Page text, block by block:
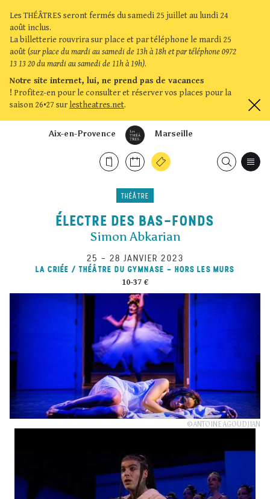
Les THÉÂTRES seront fermés du samedi 25 juillet au lundi 24
août inclus.
La billetterie rouvrira sur place et par téléphone le mardi 25
août (sur place du mardi au samedi de 13h à 18h et par téléphone 0972
13 13 20 du mardi au samedi de 11h à 19h).
Notre site internet, lui, ne prend pas de vacances
! Profitez-en pour le consulter et réserver vos places pour la
saison 26•27 sur lestheatres.net.
Marseille
Aix-en-Provence
THÉÂTRE
ÉLECTRE DES BAS-FONDS
Simon Abkarian
25 – 28 JANVIER 2023
LA CRIÉE / THÉÂTRE DU GYMNASE - HORS LES MURS
10-37 €
© ANTOINE AGOUDJIAN